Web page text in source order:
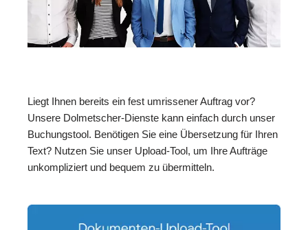
Liegt Ihnen bereits ein fest umrissener Auftrag vor?
Unsere Dolmetscher-Dienste kann einfach durch unser
Buchungstool. Benötigen Sie eine Übersetzung für Ihren
Text? Nutzen Sie unser Upload-Tool, um Ihre Aufträge
unkompliziert und bequem zu übermitteln.